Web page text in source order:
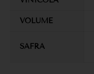
VOLUME
SAFRA